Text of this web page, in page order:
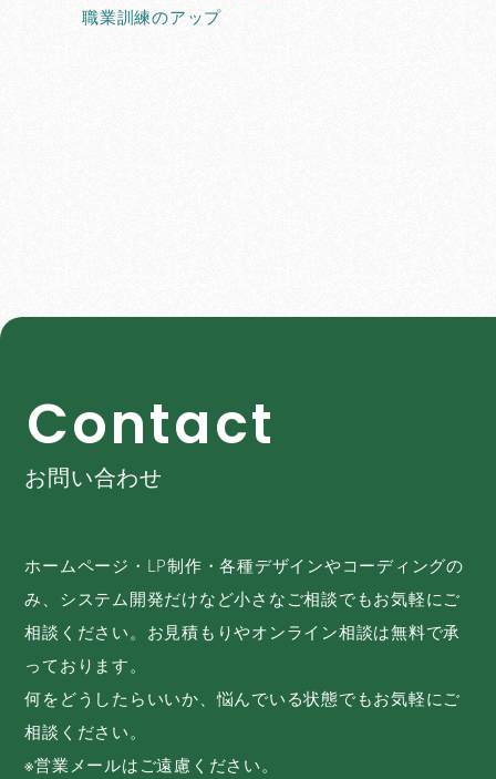
職業訓練のアップ
Contact
お問い合わせ
ホームページ・LP制作・各種デザインやコーディングの
み、システム開発だけなど小さなご相談でもお気軽にご
相談ください。お見積もりやオンライン相談は無料で承
っております。
何をどうしたらいいか、悩んでいる状態でもお気軽にご
相談ください。
※営業メールはご遠慮ください。